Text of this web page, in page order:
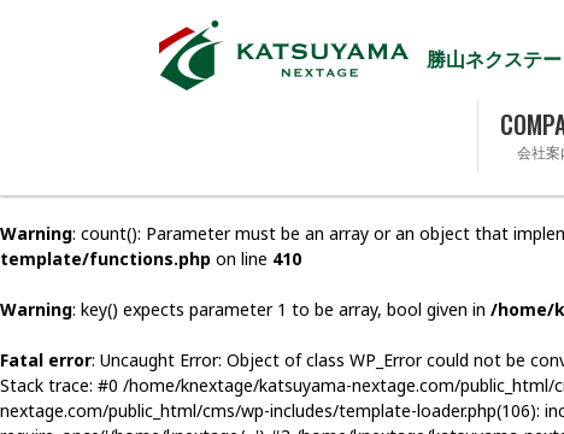
勝山ネクステ
会社案
会
基本
採
Warning: count(): Parameter must be an array or an object that
template/functions.php on line 410
Warning: key() expects parameter 1 to be array, bool given in /home/
Fatal error: Uncaught Error: Object of class WP_Error could not be
Stack trace: #0 /home/knextage/katsuyama-nextage.com/
nextage.com/public_html/cms/wp-includes/template-loader.php(106):